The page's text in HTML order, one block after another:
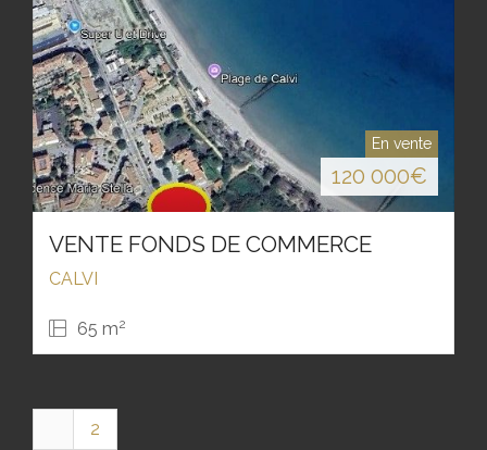
En vente
120 000€
VENTE FONDS DE COMMERCE
CALVI
65 m2
2